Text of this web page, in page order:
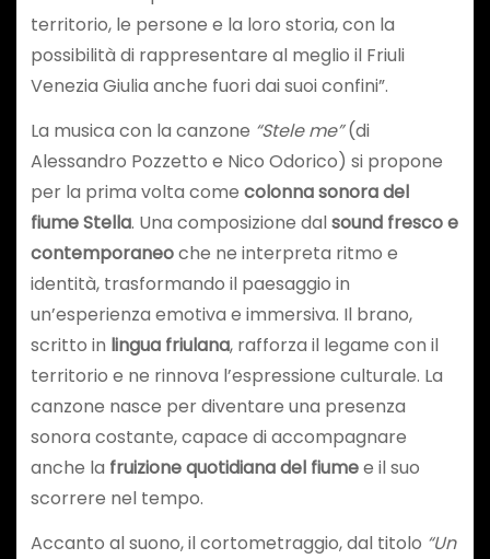
territorio, le persone e la loro storia, con la
possibilità di rappresentare al meglio il Friuli
Venezia Giulia anche fuori dai suoi confini”.
La musica con la canzone “Stele me”(di
Alessandro Pozzetto e Nico Odorico) si propone
per la prima volta come colonna sonora del
fiume Stella. Una composizione dalsound fresco e
contemporaneoche ne interpreta ritmo e
identità, trasformando il paesaggio in
un’esperienza emotiva e immersiva. Il brano,
scritto in lingua friulana, rafforza il legame con il
territorio e ne rinnova l’espressione culturale. La
canzone nasce per diventare una presenza
sonora costante, capace di accompagnare
anche la fruizione quotidiana del fiumee il suo
scorrere nel tempo.
Accanto al suono, il cortometraggio, dal titolo “Un